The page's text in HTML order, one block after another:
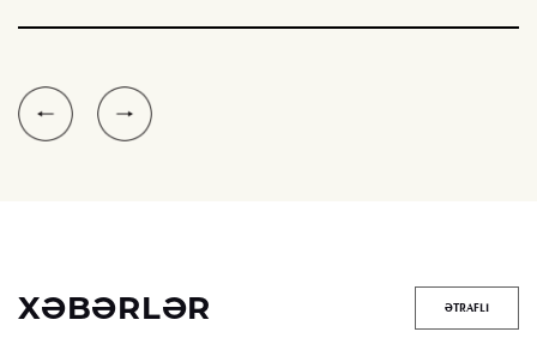
XƏBƏRLƏR ƏTRAFLI